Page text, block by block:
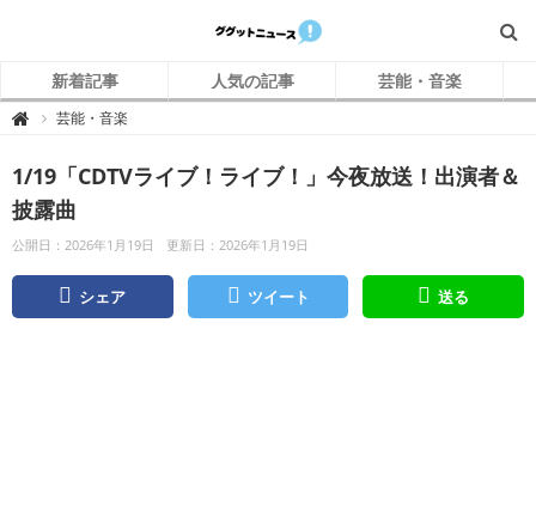
新着記事 人気の記事 芸能・音楽
 グ
ニ
ュ
ー
ス
芸能・音楽
1/19「CDTVライブ！ライブ！」今夜放送！出演者＆
披露曲
公開日：2026年1月19日 更新日：2026年1月19日
シェア ツイート 送る